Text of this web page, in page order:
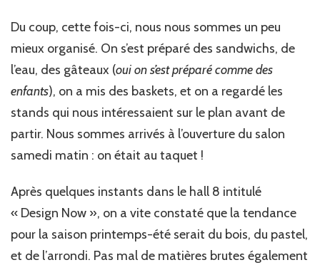
Du coup, cette fois-ci, nous nous sommes un peu
mieux organisé. On s’est préparé des sandwichs, de
l’eau, des gâteaux (oui on s’est préparé comme des
enfants), on a mis des baskets, et on a regardé les
stands qui nous intéressaient sur le plan avant de
partir. Nous sommes arrivés à l’ouverture du salon
samedi matin : on était au taquet !
Après quelques instants dans le hall 8 intitulé
« Design Now », on a vite constaté que la tendance
pour la saison printemps-été serait du bois, du pastel,
et de l’arrondi. Pas mal de matières brutes également